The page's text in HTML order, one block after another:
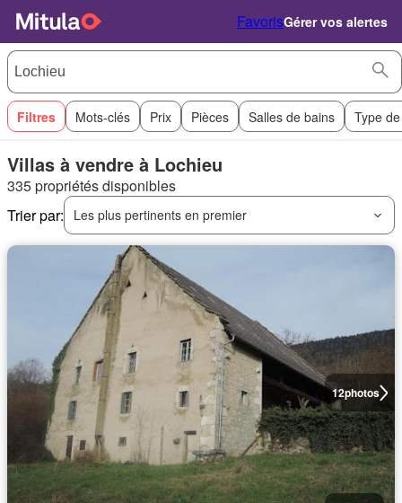
FavorisGérer vos alertes
Filtres Mots-clés Prix Pièces Salles de bains Type
Villas à vendre à Lochieu
335 propriétés disponibles
Trier par:
Les plus pertinents en premier
12photos